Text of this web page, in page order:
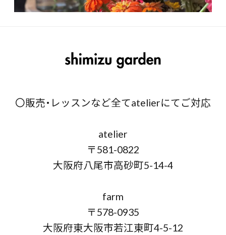
〇販売・レッスンなど全てatelierにてご対応
atelier
〒581-0822
大阪府八尾市高砂町5-14-4
farm
〒578-0935
大阪府東大阪市若江東町4-5-12